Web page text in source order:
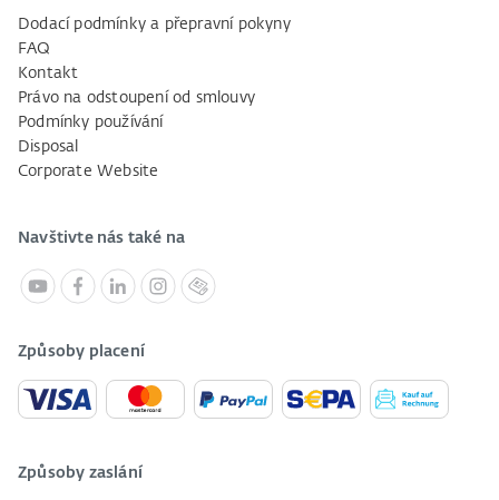
Dodací podmínky a přepravní pokyny
FAQ
Kontakt
Právo na odstoupení od smlouvy
Podmínky používání
Disposal
Corporate Website
Navštivte nás také na
Způsoby placení
Způsoby zaslání